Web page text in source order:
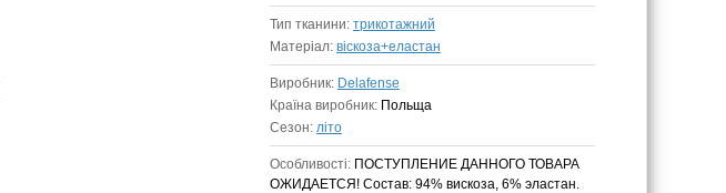
Тип тканини: трикотажний
Матеріал: віскоза+еластан
Виробник: Delafense
Країна виробник: Польща
Сезон: літо
Особливості: ПОСТУПЛЕНИЕ ДАННОГО ТОВАРА
ОЖИДАЕТСЯ! Состав: 94% вискоза, 6% эластан.